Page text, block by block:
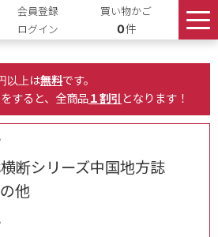
会員登録
ログイン
買い物かご
0件
以上は無料です。
すると、全商品１割引 となります！
横断シリーズ中国地方誌
他